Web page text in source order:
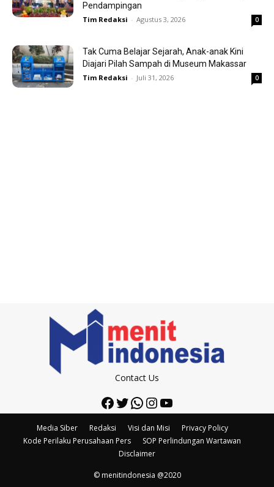
Pendampingan
Tim Redaksi - Agustus 3, 2026 0
Tak Cuma Belajar Sejarah, Anak-anak Kini
Diajari Pilah Sampah di Museum Makassar
Tim Redaksi - Juli 31, 2026 0
Contact Us
Facebook
Twitter
WhatsApp
Instagram
YouTube
Media Siber Redaksi Visi dan Misi
Privacy Policy
Kode Perilaku Perusahaan Pers
SOP Perlindungan Wartawan
Disclaimer
© menitindonesia @2020